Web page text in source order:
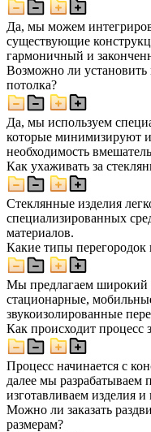
Да, мы можем
существующие
гармоничный и
Возможно ли установить
потолка?
Да, мы используем
которые минимизируют
необходимость
Как ухаживать за
Стеклянные изделия
специализированных
материалов.
Какие типы перегородок
Мы предлагаем широкий
стационарные,
звукоизолированные
Как происходит процесс
Процесс начинается с
далее мы разрабатываем
изготавливаем изделия
Можно ли заказать
размерам?